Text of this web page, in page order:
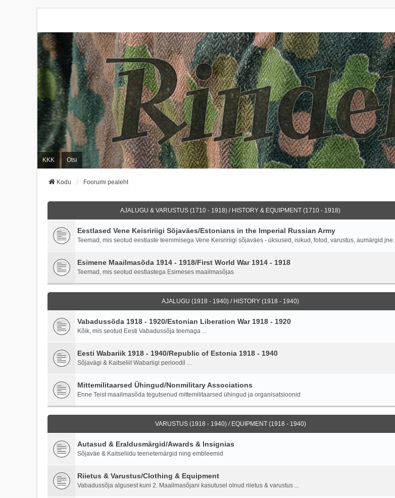
KKK Otsi
Kodu Foorumi pealeht
AJALUGU & VARUSTUS (1710 - 1918) / HISTORY & EQUIPMENT (1710 - 1918)
Eestlased Vene Keisririigi Sõjaväes/Estonians in the Imperial Russian Army
Teemad, mis seotud eestlaste teenimisega Vene Keisririigi sõjaväes - üksused, isikud, fotod, varustus, aumärgid jne.
Esimene Maailmasõda 1914 - 1918/First World War 1914 - 1918
Teemad, mis seotud eestlastega Esimeses maailmasõjas
AJALUGU (1918 - 1940) / HISTORY (1918 - 1940)
Vabadussõda 1918 - 1920/Estonian Liberation War 1918 - 1920
Kõik, mis seotud Eesti Vabadussõja teemaga ...
Eesti Wabariik 1918 - 1940/Republic of Estonia 1918 - 1940
Sõjavägi & Kaitseliit Wabariigi perioodil ...
Mittemilitaarsed Ühingud/Nonmilitary Associations
Enne Teist maailmasõda tegutsenud mittemilitaarsed ühingud ja organisatsioonid
VARUSTUS (1918 - 1940) / EQUIPMENT (1918 - 1940)
Autasud & Eraldusmärgid/Awards & Insignias
Sõjaväe & Kaitseliidu teenetemärgid ning embleemid
Riietus & Varustus/Clothing & Equipment
Vabadussõja algusest kuni 2. Maailmasõjani kasutusel olnud riietus & varustus ...